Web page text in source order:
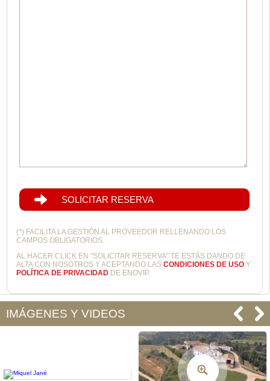
SOLICITAR RESERVA
(*) FACILITA LA GESTIÓN AL PROVEEDOR RELLENANDO LOS
CAMPOS OBLIGATORIOS.
AL HACER CLICK EN "SOLICITAR RESERVA" TE ESTÁS DANDO DE
ALTA CON NOSOTROS Y ACEPTANDO LASCONDICIONES DE USO Y
POLÍTICA DE PRIVACIDAD DE ENOVIP.
IMÁGENES Y VIDEOS